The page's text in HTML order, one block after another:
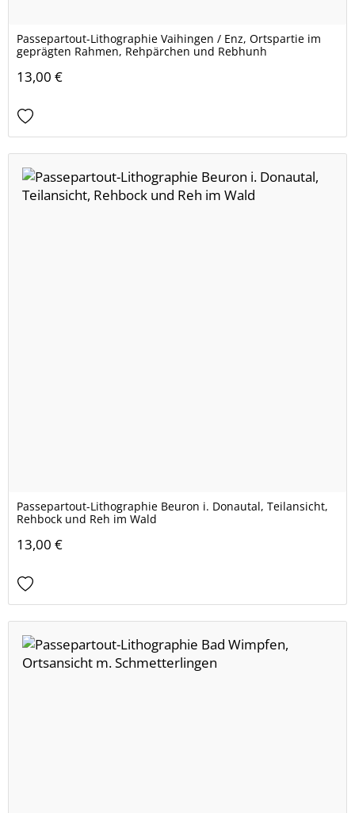
Passepartout-Lithographie Vaihingen / Enz, Ortspartie im
geprägten Rahmen, Rehpärchen und Rebhunh
13,00 €
Passepartout-Lithographie Beuron i. Donautal, Teilansicht,
Rehbock und Reh im Wald
13,00 €